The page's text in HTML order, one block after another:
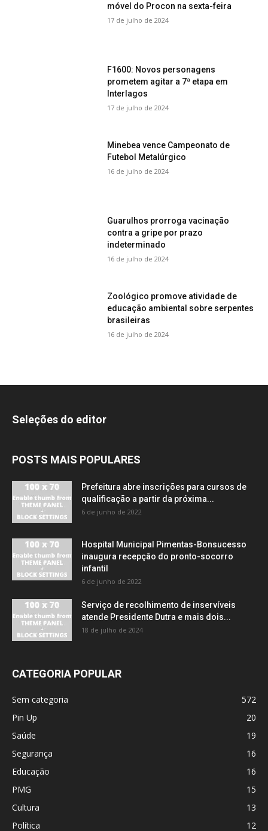
móvel do Procon na sexta-feira
17 de julho de 2024
F1600: Novos personagens
prometem agitar a 7ª etapa em
Interlagos
17 de julho de 2024
Minebea vence Campeonato de
Futebol Metalúrgico
16 de julho de 2024
Guarulhos prorroga vacinação
contra a gripe por prazo
indeterminado
16 de julho de 2024
Zoológico promove atividade de
educação ambiental sobre serpentes
brasileiras
16 de julho de 2024
Seleções do editor
POSTS MAIS POPULARES
Prefeitura abre inscrições para cursos de
qualificação a partir da próxima...
6 de junho de 2022
Hospital Municipal Pimentas-Bonsucesso
inaugura recepção do pronto-socorro
infantil
6 de junho de 2022
Serviço de recolhimento de inservíveis
atende Presidente Dutra e mais dois...
18 de julho de 2024
CATEGORIA POPULAR
Sem categoria
572
Pin Up
20
Saúde
19
Segurança
16
Educação
16
PMG
15
Cultura
13
Política
12